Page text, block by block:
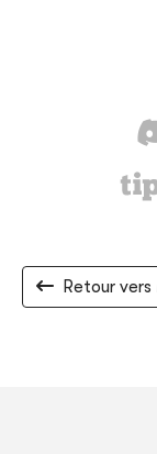
Retour vers